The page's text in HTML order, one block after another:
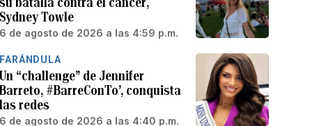
Sydney Towle
6 de agosto de 2026 a las 4:59 p.m.
FARÁNDULA
Un “challenge” de Jennifer
Barreto, #BarreConTo’, conquista
las redes
6 de agosto de 2026 a las 4:40 p.m.